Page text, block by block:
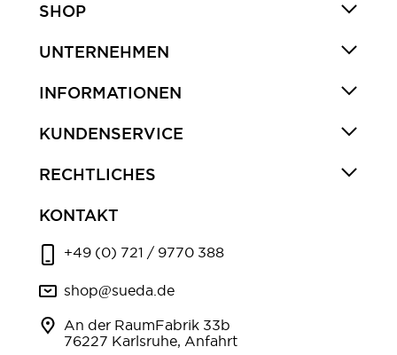
SHOP
UNTERNEHMEN
INFORMATIONEN
KUNDENSERVICE
RECHTLICHES
KONTAKT
+49 (0) 721 / 9770 388
shop@sueda.de
An der RaumFabrik 33b
76227 Karlsruhe, Anfahrt